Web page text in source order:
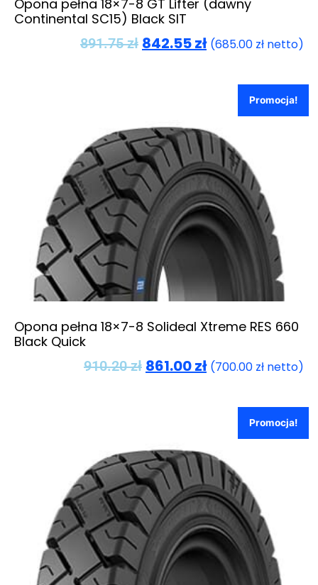
Opona pełna 18×7-8 GT Lifter (dawny
Continental SC15) Black SIT
891.75zł 842.55zł (685.00 zł netto)
Promocja!
Opona pełna 18×7-8 Solideal Xtreme RES 660
Black Quick
910.20zł 861.00zł (700.00 zł netto)
Promocja!